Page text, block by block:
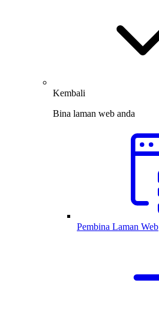
Kembali
Bina laman web anda
Pembina Laman Web